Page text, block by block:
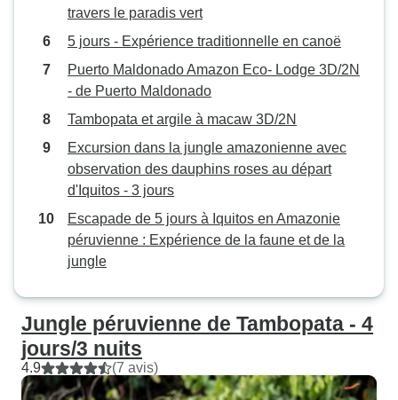
travers le paradis vert
5 jours - Expérience traditionnelle en canoë
Puerto Maldonado Amazon Eco- Lodge 3D/2N
- de Puerto Maldonado
Tambopata et argile à macaw 3D/2N
Excursion dans la jungle amazonienne avec
observation des dauphins roses au départ
d'Iquitos - 3 jours
Escapade de 5 jours à Iquitos en Amazonie
péruvienne : Expérience de la faune et de la
jungle
Jungle péruvienne de Tambopata - 4
jours/3 nuits
4.9 (7 avis)